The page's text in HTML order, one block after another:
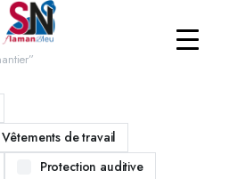
de travail
Protection auditive